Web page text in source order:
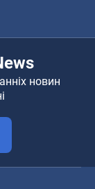
новин